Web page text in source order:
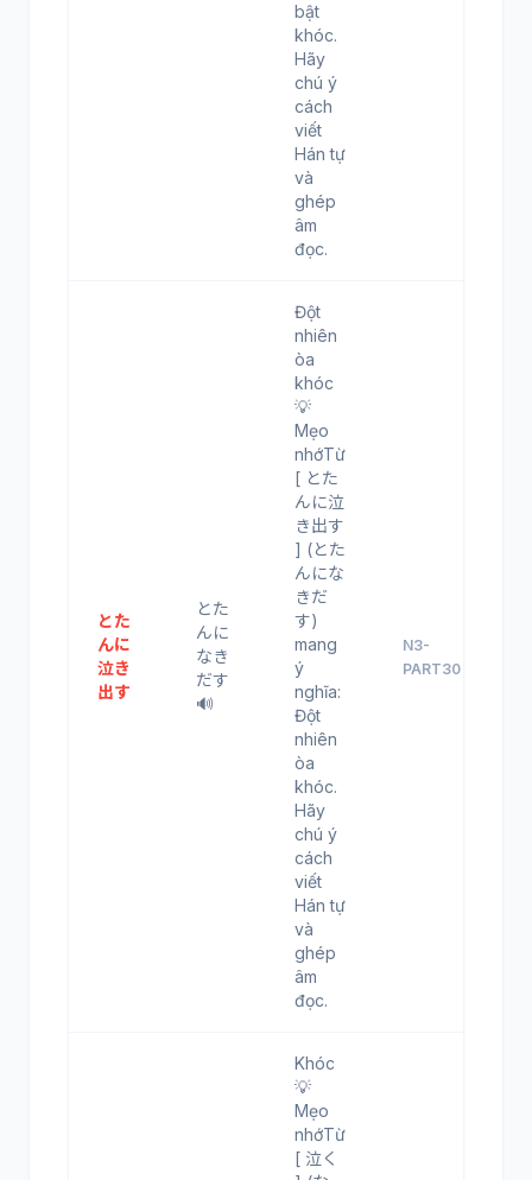
bật
khóc.
Hãy
chú ý
cách
viết
Hán tự
và
ghép
âm
đọc.
とた
んに
泣き
出す
とた
んに
なき
だす
🔊
Đột
nhiên
òa
khóc
💡
Mẹo
nhớTừ
[ とた
んに泣
き出す
] (とた
んにな
きだ
す)
mang
ý
nghĩa:
Đột
nhiên
òa
khóc.
Hãy
chú ý
cách
viết
Hán tự
và
ghép
âm
đọc.
N3-
PART30
Khóc
💡
Mẹo
nhớTừ
[ 泣く